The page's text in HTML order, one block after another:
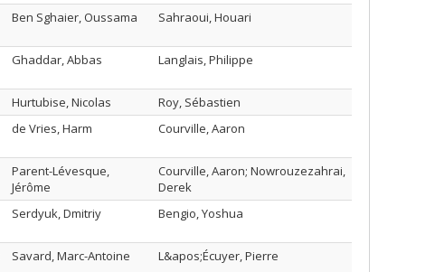
Ben Sghaier, Oussama Sahraoui, Houari
Ghaddar, Abbas Langlais, Philippe
Hurtubise, Nicolas
Roy, Sébastien
de Vries, Harm Courville, Aaron
Parent-Lévesque,
Jérôme
Courville, Aaron; Nowrouzezahrai,
Derek
Serdyuk, Dmitriy Bengio, Yoshua
Savard, Marc-Antoine L&apos;Écuyer, Pierre